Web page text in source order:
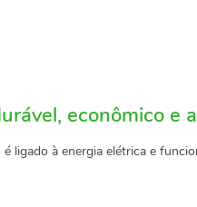
econômico e
ligado à energia elétrica e